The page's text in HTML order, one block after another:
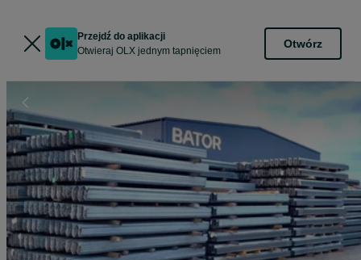
Przejdź do aplikacji
Otwieraj OLX jednym tapnięciem
Otwórz